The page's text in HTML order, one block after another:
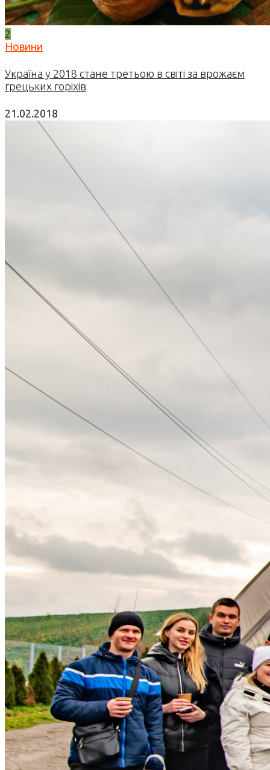
2
Новини
Україна у 2018 стане третьою в світі за врожаєм
грецьких горіхів
21.02.2018